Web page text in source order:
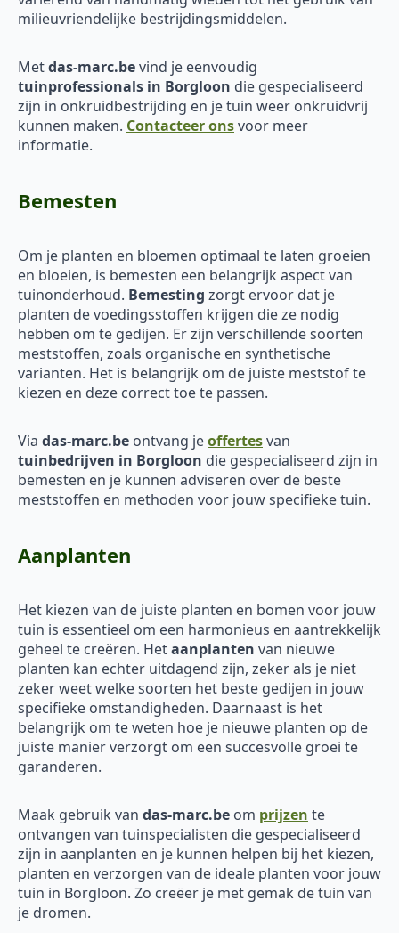
milieuvriendelijke bestrijdingsmiddelen.
Metdas-marc.bevind je eenvoudig
tuinprofessionals in Borgloon die gespecialiseerd
zijn in onkruidbestrijding en je tuin weer onkruidvrij
kunnen maken. Contacteer onsvoor meer
informatie.
Bemesten
Om je planten en bloemen optimaal te laten groeien
en bloeien, is bemesten een belangrijk aspect van
tuinonderhoud. Bemesting zorgt ervoor dat je
planten de voedingsstoffen krijgen die ze nodig
hebben om te gedijen. Er zijn verschillende soorten
meststoffen, zoals organische en synthetische
varianten. Het is belangrijk om de juiste meststof te
kiezen en deze correct toe te passen.
Via das-marc.be ontvang jeoffertesvan
tuinbedrijven in Borgloon die gespecialiseerd zijn in
bemesten en je kunnen adviseren over de beste
meststoffen en methoden voor jouw specifieke tuin.
Aanplanten
Het kiezen van de juiste planten en bomen voor jouw
tuin is essentieel om een harmonieus en aantrekkelijk
geheel te creëren. Hetaanplanten van nieuwe
planten kan echter uitdagend zijn, zeker als je niet
zeker weet welke soorten het beste gedijen in jouw
specifieke omstandigheden. Daarnaast is het
belangrijk om te weten hoe je nieuwe planten op de
juiste manier verzorgt om een succesvolle groei te
garanderen.
Maak gebruik van das-marc.be om prijzen te
ontvangen van tuinspecialisten die gespecialiseerd
zijn in aanplanten en je kunnen helpen bij het kiezen,
planten en verzorgen van de ideale planten voor jouw
tuin in Borgloon. Zo creëer je met gemak de tuin van
je dromen.